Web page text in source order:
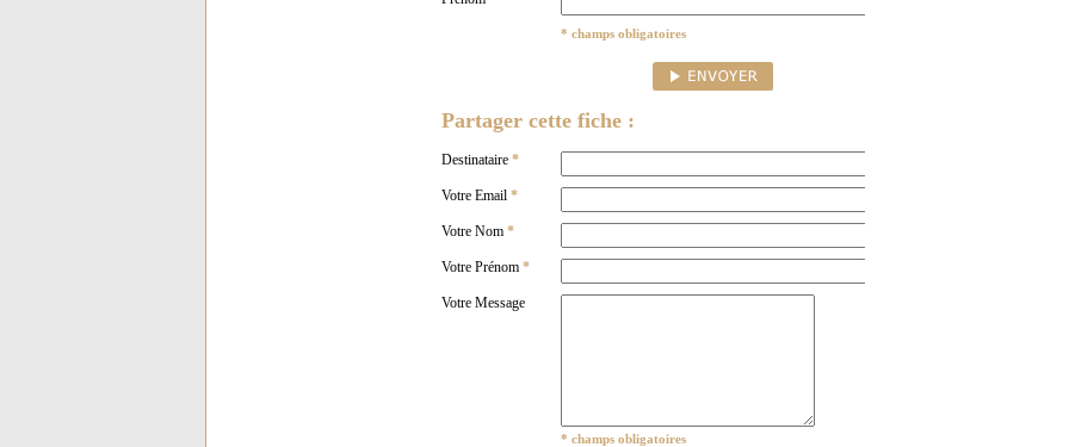
* champs obligatoires
Partager cette fiche :
Destinataire *
Votre Email *
Votre Nom *
Votre Prénom *
Votre Message
* champs obligatoires